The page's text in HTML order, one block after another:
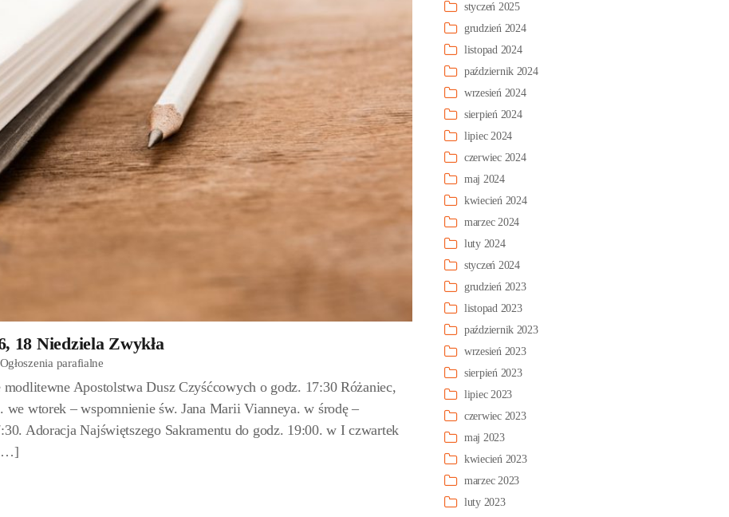
18 Niedziela Zwykła
Ogłoszenia parafialne
Apostolstwa Dusz Czyśćcowych o godz. 17:30 Różaniec,
we wtorek – wspomnienie św. Jana Marii Vianneya. w środę –
Adoracja Najświętszego Sakramentu do godz. 19:00. w I czwartek
[…]
styczeń 2025
grudzień 2024
listopad 2024
październik 2024
wrzesień 2024
sierpień 2024
lipiec 2024
czerwiec 2024
maj 2024
kwiecień 2024
marzec 2024
luty 2024
styczeń 2024
grudzień 2023
listopad 2023
październik 2023
wrzesień 2023
sierpień 2023
lipiec 2023
czerwiec 2023
maj 2023
kwiecień 2023
marzec 2023
luty 2023